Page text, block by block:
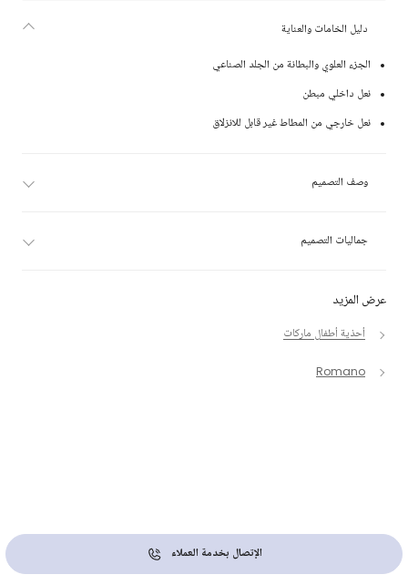
عرض المزيد
أحذية أطفال ماركات
Romano
دليل الخامات والعناية
الجزء العلوي والبطانة من الجلد الصناعي
نعل داخلي مبطن
نعل خارجي من المطاط غير قابل للانزلاق
وصف التصميم
جماليات التصميم
الإتصال بخدمة العملاء